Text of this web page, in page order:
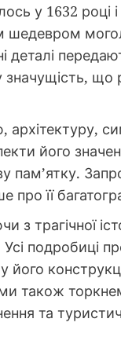
у 1632 році
деталі
значущість, що
його
пам’ятку.
про її
трагічної
подробиці
його
також
та